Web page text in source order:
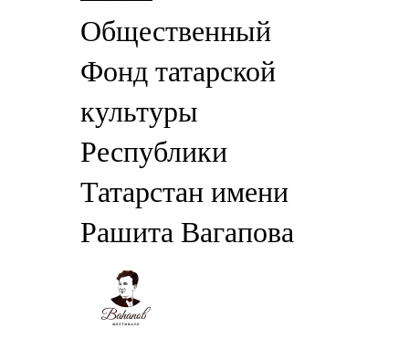
Общественный
Фонд татарской
культуры
Республики
Татарстан имени
Рашита Вагапова